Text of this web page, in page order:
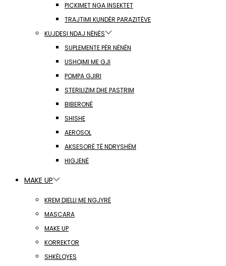
PICKIMET NGA INSEKTET
TRAJTIMI KUNDËR PARAZITËVE
KUJDESI NDAJ NËNËS
SUPLEMENTE PËR NËNËN
USHQIMI ME GJI
POMPA GJIRI
STERILIZIM DHE PASTRIM
BIBERONË
SHISHE
AEROSOL
AKSESORË TË NDRYSHËM
HIGJENË
MAKE UP
KREM DIELLI ME NGJYRË
MASCARA
MAKE UP
KORREKTOR
SHKËLQYES